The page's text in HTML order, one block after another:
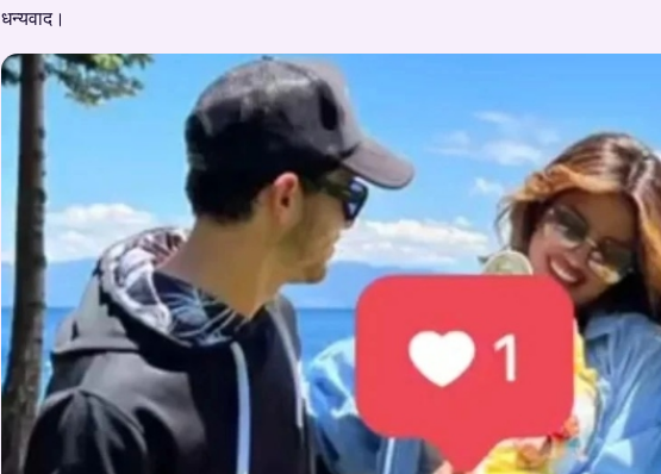
धन्यवाद।